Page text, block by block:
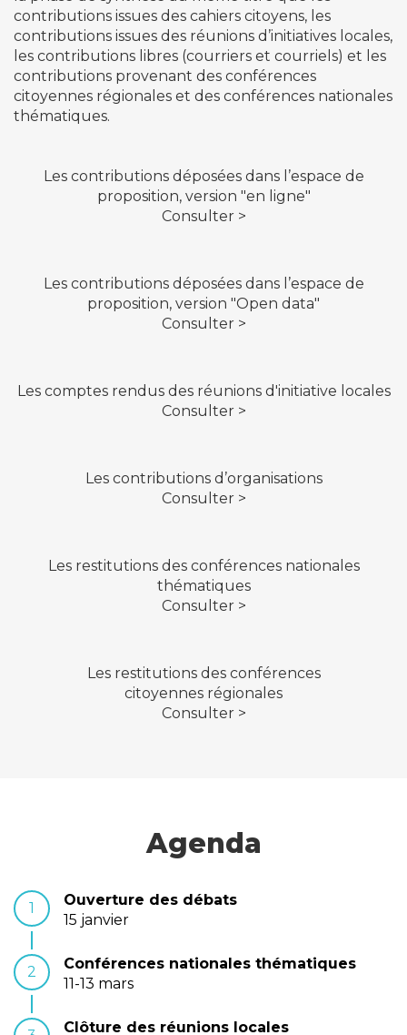
contributions issues des cahiers citoyens, les
contributions issues des réunions d’initiatives locales,
les contributions libres (courriers et courriels) et les
contributions provenant des conférences
citoyennes régionales et des conférences nationales
thématiques.
Les contributions déposées dans l’espace de
proposition, version "en ligne"
Consulter >
Les contributions déposées dans l’espace de
proposition, version "Open data"
Consulter >
Les comptes rendus des réunions d'initiative locales
Consulter >
Les contributions d’organisations
Consulter >
Les restitutions des conférences nationales
thématiques
Consulter >
Les restitutions des conférences
citoyennes régionales
Consulter >
Agenda
1
Ouverture des débats
15 janvier
2
Conférences nationales thématiques
11-13 mars
Clôture des réunions locales